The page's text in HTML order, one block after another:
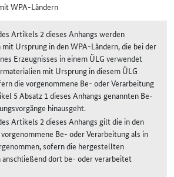
WPA-Ländern
Artikels 2 dieses Anhangs werden
Ursprung in den WPA-Ländern, die bei der
Erzeugnisses in einem ÜLG verwendet
mit Ursprung in diesem ÜLG
die vorgenommene Be- oder Verarbeitung
5 Absatz 1 dieses Anhangs genannten Be-
hinausgeht.
Artikels 2 dieses Anhangs gilt die in den
Be- oder Verarbeitung als in
sofern die hergestellten
dort be- oder verarbeitet